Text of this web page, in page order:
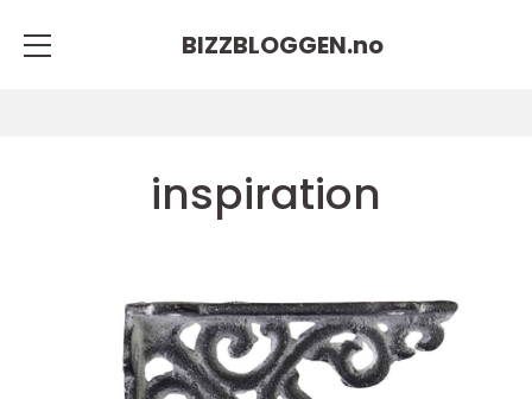
BIZZBLOGGEN.no
inspiration